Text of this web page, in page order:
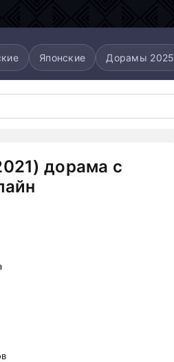
Японские Дорамы 2025
дорама с